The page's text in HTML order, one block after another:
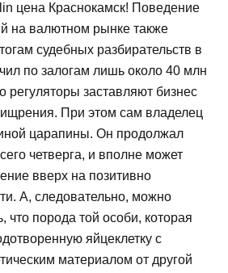
цена Краснокамск! Поведение
на валютном рынке также
судебных разбирательств в
по залогам лишь около 40 млн
регуляторы заставляют бизнес
При этом сам владелец
царапины. Он продолжал
четверга, и вполне может
вверх на позитивно
А, следовательно, можно
что порода той особи, которая
яйцеклетку с
материалом от другой